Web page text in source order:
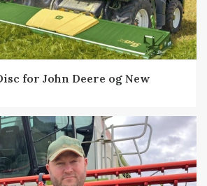
for John Deere og New